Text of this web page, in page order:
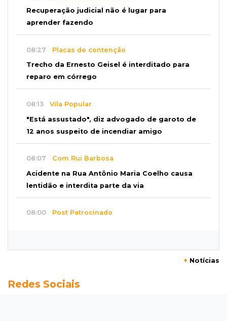
Recuperação judicial não é lugar para
aprender fazendo
08:27 Placas de contenção
Trecho da Ernesto Geisel é interditado para
reparo em córrego
08:13 Vila Popular
"Está assustado", diz advogado de garoto de
12 anos suspeito de incendiar amigo
08:07 Com Rui Barbosa
Acidente na Rua Antônio Maria Coelho causa
lentidão e interdita parte da via
08:00 Post Patrocinado
Do 1º prêmio às dívidas, jogadores relatam
+ Notícias
Redes Sociais